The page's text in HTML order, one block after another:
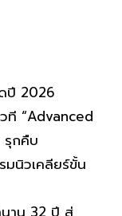
ปี 2026
ที “Advanced
รุกคืบ
นิวเคลียร์ขั้น
นาน 32 ปี สู่